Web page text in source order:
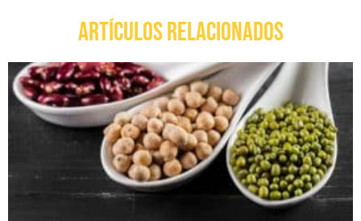
ARTÍCULOS RELACIONADOS